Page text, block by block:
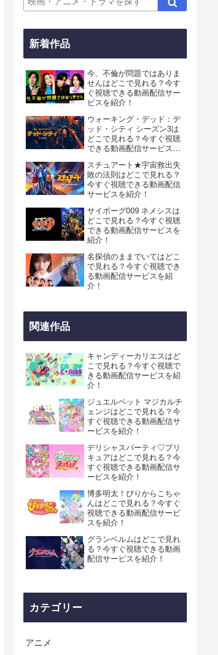
新着作品
今、不倫が問題ではありま
せんはどこで見れる？今す
ぐ視聴できる動画配信サー
ビスを紹介！
ウォーキング・デッド：デ
ッド・シティ シーズン3は
どこで見れる？今すぐ視聴
できる動画配信サービスを
スチュアート★宇宙救出失
敗の法則はどこで見れる？
今すぐ視聴できる動画配信
サービスを紹介！
サイボーグ009 ネメシスは
どこで見れる？今すぐ視聴
できる動画配信サービスを
紹介！
名探偵のままでいてはどこ
で見れる？今すぐ視聴でき
る動画配信サービスを紹
介！
関連作品
キャンディーカリエスはど
こで見れる？今すぐ視聴で
きる動画配信サービスを紹
介！
ジュエルペット マジカルチ
ェンジはどこで見れる？今
すぐ視聴できる動画配信サ
ービスを紹介！
デリシャスパーティ♡プリ
キュアはどこで見れる？今
すぐ視聴できる動画配信サ
ービスを紹介！
博多明太！ぴりからこちゃ
んはどこで見れる？今すぐ
視聴できる動画配信サービ
スを紹介！
グランベルムはどこで見れ
る？今すぐ視聴できる動画
配信サービスを紹介！
カテゴリー
アニメ